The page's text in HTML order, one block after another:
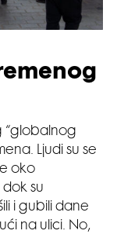
“globalnog
Ljudi su se
oko
su
i gubili dane
na ulici. No,